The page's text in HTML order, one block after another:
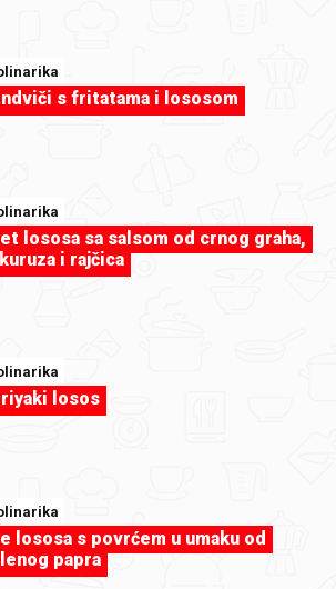
osnovnim funkcionalnostima,
komponenti
kontrole pristupačnosti
i suradnju s vanjskim stručnjacima
AA
i kontakti
pri korištenju naše stranice ili
pristupačnosti, slobodno
s fritatama i lososom
lososa sa salsom od crnog graha,
i rajčica
losos
lososa s povrćem u umaku od
papra